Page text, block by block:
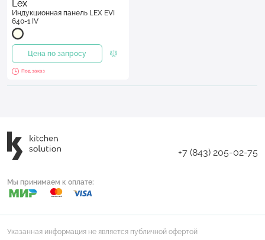
Lex
Индукционная панель LEX EVI
640-1 IV
Цена по запросу
Под заказ
+7 (843) 205-02-75
Мы принимаем к оплате:
Указанная информация не является публичной офертой